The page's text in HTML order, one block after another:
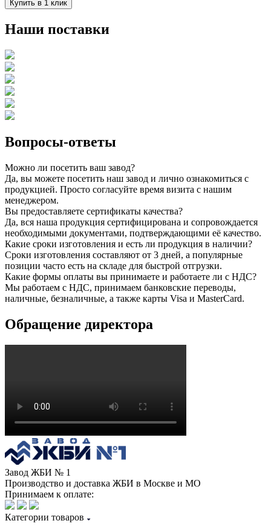
Купить в 1 клик
Наши поставки
Вопросы-ответы
Можно ли посетить ваш завод?
Да, вы можете посетить наш завод и лично ознакомиться с
продукцией. Просто согласуйте время визита с нашим
менеджером.
Вы предоставляете сертификаты качества?
Да, вся наша продукция сертифицирована и сопровождается
необходимыми документами, подтверждающими её качество.
Какие сроки изготовления и есть ли продукция в наличии?
Сроки изготовления составляют от 3 дней, а популярные
позиции часто есть на складе для быстрой отгрузки.
Какие формы оплаты вы принимаете и работаете ли с НДС?
Мы работаем с НДС, принимаем банковские переводы,
наличные, безналичные, а также карты Visa и MasterCard.
Обращение директора
Завод ЖБИ № 1
Производство и доставка ЖБИ в Москве и МО
Принимаем к оплате:
Категории товаров